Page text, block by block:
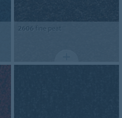
2606 fine peat